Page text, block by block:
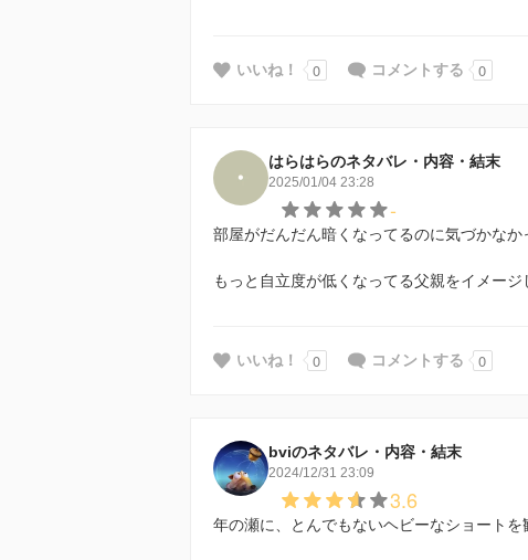
いいね！ 0 コメントする 0
はらはらのネタバレ・内容・結末
2025/01/04 23:28
-
部屋がだんだん暗くなってるのに気づかなか
もっと自立度が低くなってる父親をイメージ
いいね！ 0 コメントする 0
bviのネタバレ・内容・結末
2024/12/31 23:09
3.6
年の瀬に、とんでもないヘビーなショート